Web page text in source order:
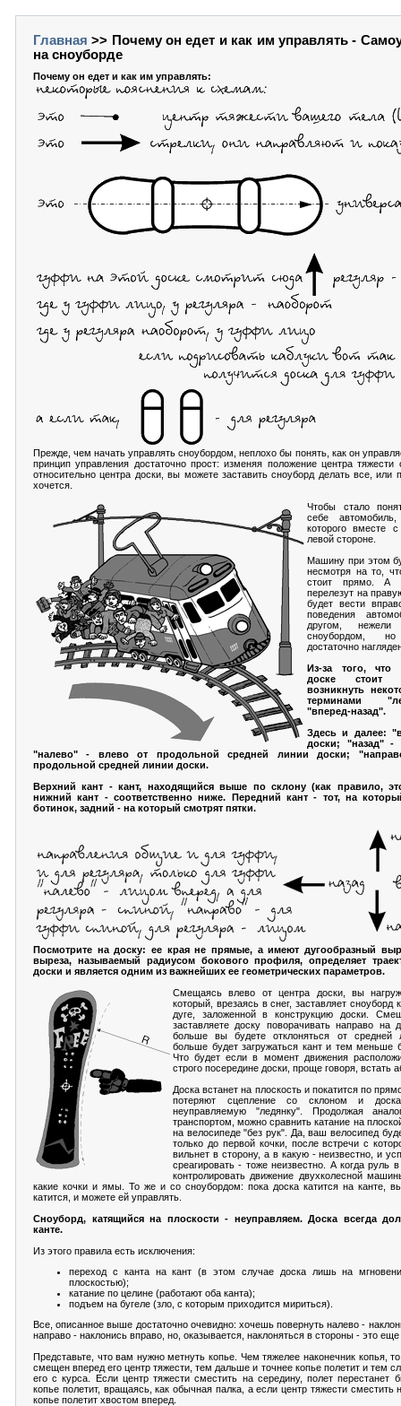
Главная >> Почему он едет и как им управлять -
на сноуборде
Почему он едет и как им управлять:
Прежде, чем начать управлять сноубордом, неплохо бы понять, как он
принцип управления достаточно прост: изменяя положение центра тяжести
относительно центра доски, вы можете заставить сноуборд делать все, или
хочется.
Чтобы стало
себе
которого вместе
левой стороне.
Машину при этом
несмотря на то,
стоит прямо. А
перелезут на
будет вести
поведения
другом,
сноубордом,
достаточно
Из-за того, что
доске стоит
возникнуть
терминами
"вперед-назад".
Здесь и далее:
доски; "назад" -
"налево" - влево от продольной средней линии доски;
продольной средней линии доски.
Верхний кант - кант, находящийся выше по склону (как правило,
нижний кант - соответственно ниже. Передний кант - тот, на
ботинок, задний - на который смотрят пятки.
Посмотрите на доску: ее края не прямые, а имеют дугообразный
выреза, называемый радиусом бокового профиля, определяет
доски и является одним из важнейших ее геометрических параметров.
Смещаясь влево от центра доски, вы
который, врезаясь в снег, заставляет сноуборд
дуге, заложенной в конструкцию доски.
заставляете доску поворачивать направо на
больше вы будете отклоняться от средней
больше будет загружаться кант и тем меньше
Что будет если в момент движения
строго посередине доски, проще говоря, встать
Доска встанет на плоскость и покатится по
потеряют сцепление со склоном и
неуправляемую "ледянку". Продолжая
транспортом, можно сравнить катание на
на велосипеде "без рук". Да, ваш велосипед
только до первой кочки, после встречи с
вильнет в сторону, а в какую - неизвестно, и
среагировать - тоже неизвестно. А когда руль
контролировать движение двухколесной
какие кочки и ямы. То же и со сноубордом: пока доска катится на канте,
катится, и можете ей управлять.
Сноуборд, катящийся на плоскости - неуправляем. Доска всегда
канте.
Из этого правила есть исключения:
переход с канта на кант (в этом случае доска лишь на
плоскостью);
катание по целине (работают оба канта);
подъем на бугеле (зло, с которым приходится мириться).
Все, описанное выше достаточно очевидно: хочешь повернуть налево -
направо - наклонись вправо, но, оказывается, наклоняться в стороны - это
Представьте, что вам нужно метнуть копье. Чем тяжелее наконечник копья,
смещен вперед его центр тяжести, тем дальше и точнее копье полетит и тем
его с курса. Если центр тяжести сместить на середину, полет перестанет
копье полетит, вращаясь, как обычная палка, а если центр тяжести
копье полетит хвостом вперед.